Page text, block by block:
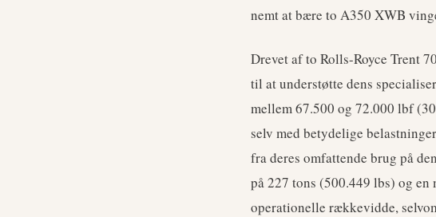
nemt at bære to A350 XWB
Drevet af to Rolls-Royce Trent
til at understøtte dens
mellem 67.500 og 72.000 lbf
selv med betydelige
fra deres omfattende brug på
på 227 tons (500.449 lbs) og
operationelle rækkevidde,